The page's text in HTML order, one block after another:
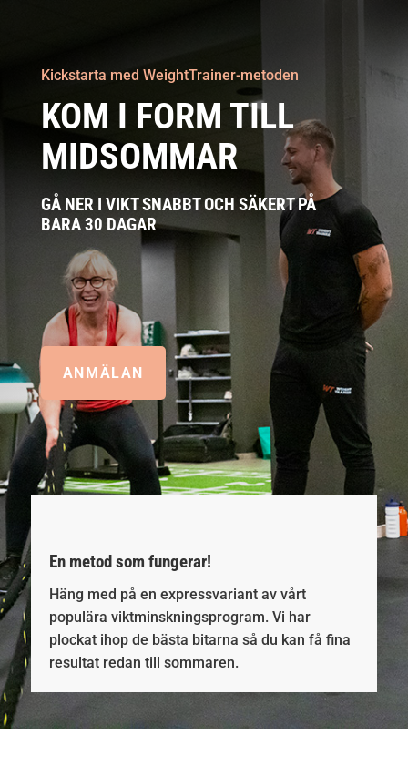
Kickstarta med WeightTrainer-metoden
KOM I FORM TILL
MIDSOMMAR
GÅ NER I VIKT SNABBT OCH SÄKERT PÅ
BARA 30 DAGAR
ANMÄLAN
En metod som fungerar!
Häng med på en expressvariant av vårt
populära viktminskningsprogram. Vi har
plockat ihop de bästa bitarna så du kan få fina
resultat redan till sommaren.